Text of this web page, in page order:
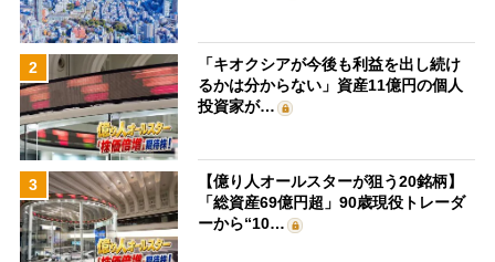
2
「キオクシアが今後も利益を出し続け
るかは分からない」資産11億円の個人
投資家が…
3
【億り人オールスターが狙う20銘柄】
「総資産69億円超」90歳現役トレーダ
ーから“10…